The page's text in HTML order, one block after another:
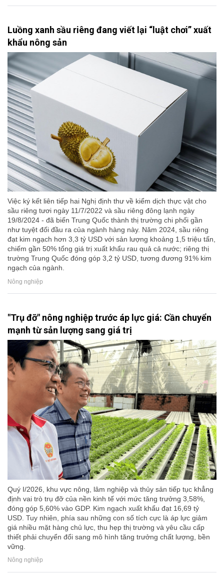
Luồng xanh sầu riêng đang viết lại “luật chơi” xuất
khẩu nông sản
Việc ký kết liên tiếp hai Nghị định thư về kiểm dịch thực vật cho
sầu riêng tươi ngày 11/7/2022 và sầu riêng đông lạnh ngày
19/8/2024 - đã biến Trung Quốc thành thị trường chi phối gần
như tuyệt đối đầu ra của ngành hàng này. Năm 2024, sầu riêng
đạt kim ngạch hơn 3,3 tỷ USD với sản lượng khoảng 1,5 triệu tấn,
chiếm gần 50% tổng giá trị xuất khẩu rau quả cả nước; riêng thị
trường Trung Quốc đóng góp 3,2 tỷ USD, tương đương 91% kim
ngạch của ngành.
Nông nghiệp
"Trụ đỡ" nông nghiệp trước áp lực giá: Cần chuyển
mạnh từ sản lượng sang giá trị
Quý I/2026, khu vực nông, lâm nghiệp và thủy sản tiếp tục khẳng
định vai trò trụ đỡ của nền kinh tế với mức tăng trưởng 3,58%,
đóng góp 5,60% vào GDP. Kim ngạch xuất khẩu đạt 16,69 tỷ
USD. Tuy nhiên, phía sau những con số tích cực là áp lực giảm
giá nhiều mặt hàng chủ lực, thu hẹp thị trường và yêu cầu cấp
thiết phải chuyển đổi sang mô hình tăng trưởng chất lượng, bền
vững.
Nông nghiệp